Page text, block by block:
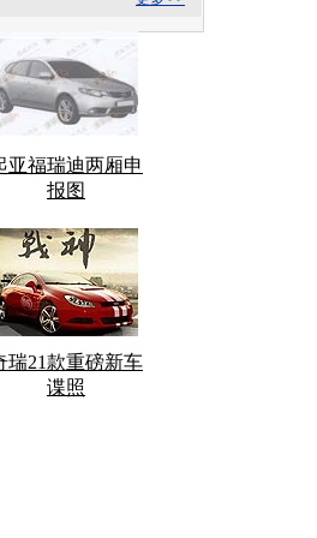
亚福瑞迪两厢申
报图
瑞21款重磅新车
谍照